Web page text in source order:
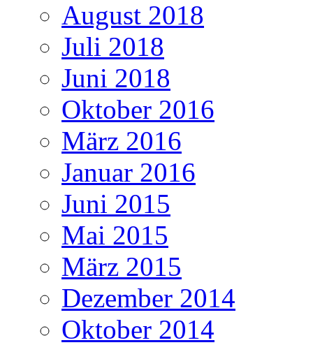
August 2018
Juli 2018
Juni 2018
Oktober 2016
März 2016
Januar 2016
Juni 2015
Mai 2015
März 2015
Dezember 2014
Oktober 2014